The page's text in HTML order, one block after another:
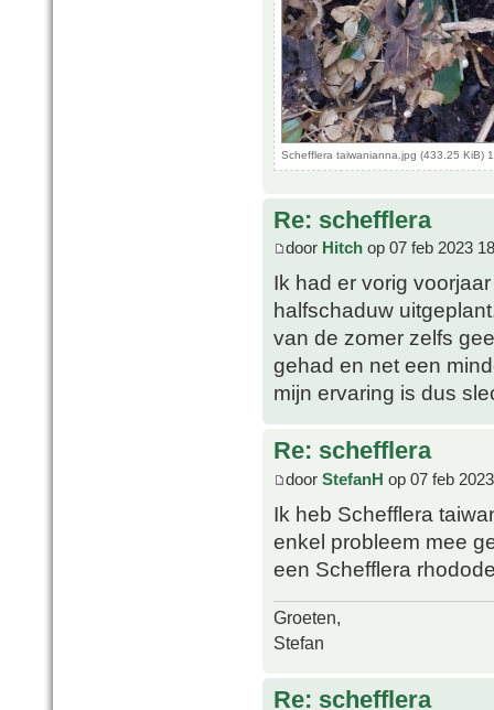
Schefflera taiwanianna.jpg (433.25 KiB)
Re: schefflera
door Hitch op 07 feb 2023
Ik had er vorig
halfschaduw
van de zomer zelfs
gehad en net een
mijn ervaring is dus
Re: schefflera
door StefanH op 07 feb
Ik heb Schefflera
enkel probleem mee
een Schefflera
Groeten,
Stefan
Re: schefflera